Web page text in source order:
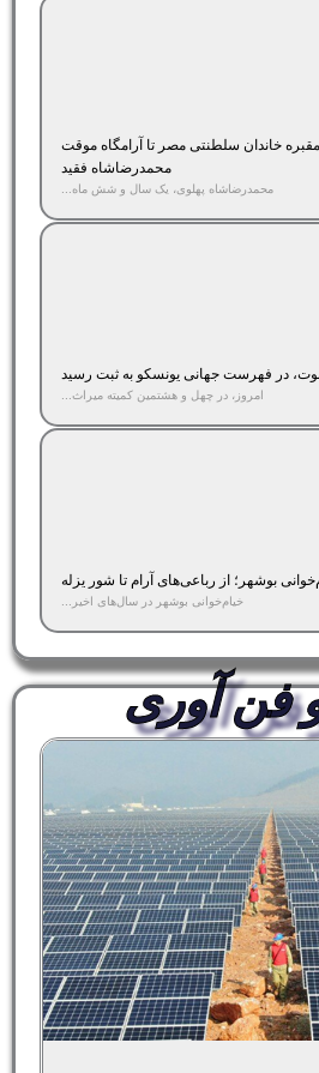
خاندان سلطنتی مصر تا آرامگاه موقت
محمدرضاشاه فقید
محمدرضاشاه پهلوی، یک سال و شش ماه...
در فهرست جهانی یونسکو به ثبت رسید
امروز، در چهل و هشتمین کمیته میراث...
بوشهر؛ از رباعی‌های آرام تا شور یزله
خیام‌خوانی بوشهر در سال‌های اخیر...
فن آوری